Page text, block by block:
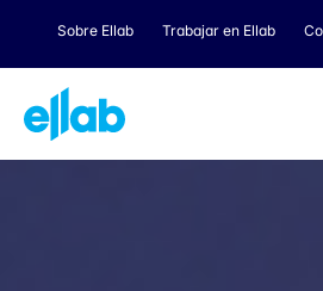
Sobre Ellab Trabajar en Ellab